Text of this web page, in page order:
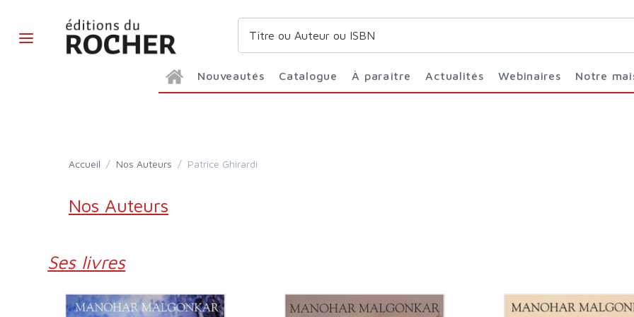
Nouveautés Catalogue À paraître Actualités Webinaires Notre
Accueil / Nos Auteurs / Patrice Ghirardi
Nos Auteurs
Ses livres